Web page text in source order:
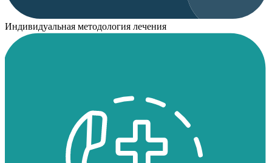
Индивидуальная методология лечения